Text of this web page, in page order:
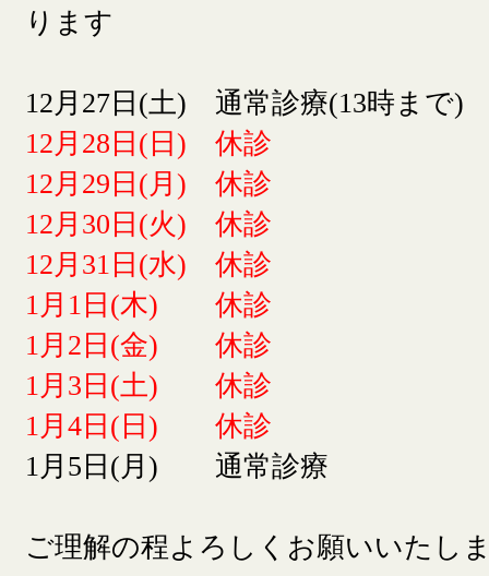
ります
12月27日(土) 通常診療(13時まで)
12月28日(日) 休診
12月29日(月) 休診
12月30日(火) 休診
12月31日(水) 休診
1月1日(木) 休診
1月2日(金) 休診
1月3日(土) 休診
1月4日(日) 休診
1月5日(月) 通常診療
ご理解の程よろしくお願いいたし